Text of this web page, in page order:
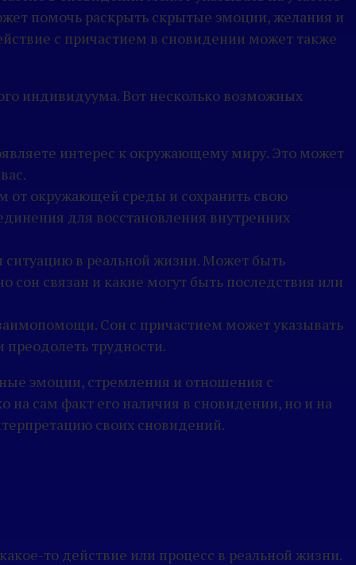
помочь раскрыть скрытые эмоции, желания и
с причастием в сновидении может также
индивидуума. Вот несколько возможных
интерес к окружающему миру. Это может
от окружающей среды и сохранить свою
для восстановления внутренних
ситуацию в реальной жизни. Может быть
связан и какие могут быть последствия или
Сон с причастием может указывать
трудности.
эмоции, стремления и отношения с
сам факт его наличия в сновидении, но и на
своих сновидений.
то действие или процесс в реальной жизни.